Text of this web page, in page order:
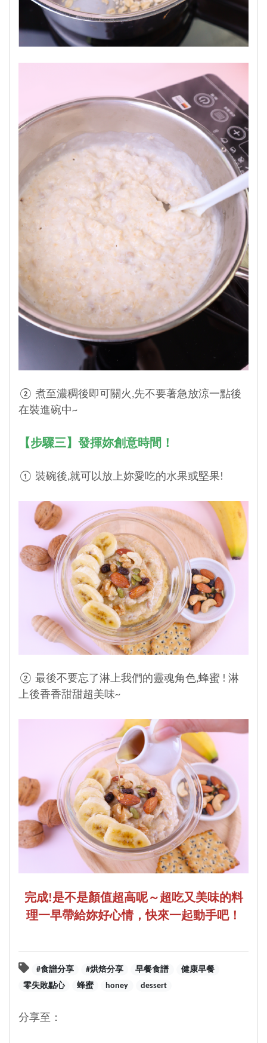
② 煮至濃稠後即可關火,先不要著急放涼一點後
在裝進碗中~
【步驟三】發揮妳創意時間！
① 裝碗後,就可以放上妳愛吃的水果或堅果!
② 最後不要忘了淋上我們的靈魂角色,蜂蜜 ! 淋
上後香香甜甜超美味~
完成!是不是顏值超高呢～超吃又美味的料
理一早帶給妳好心情，快來一起動手吧！
#食譜分享 #烘焙分享 早餐食譜 健康早餐
零失敗點心 蜂蜜 honey dessert
分享至：